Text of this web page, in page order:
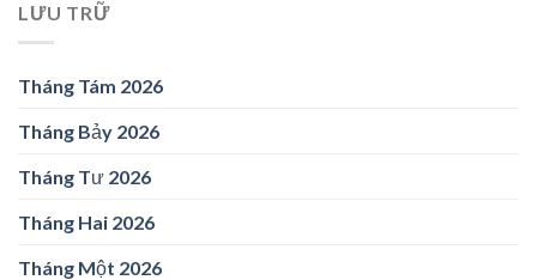
LƯU TRỮ
Tháng Tám 2026
Tháng Bảy 2026
Tháng Tư 2026
Tháng Hai 2026
Tháng Một 2026